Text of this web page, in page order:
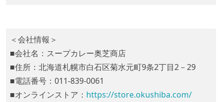
＜会社情報＞
■会社名：スープカレー奥芝商店
■住所：北海道札幌市白石区菊水元町9条2丁目2－29
■電話番号：011-839-0061
■オンラインストア： https://store.okushiba.com/